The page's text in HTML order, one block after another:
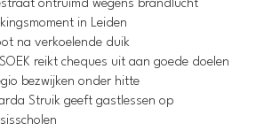
ontruimd wegens brandlucht
in Leiden
na verkoelende duik
reikt cheques uit aan goede doelen
bezwijken onder hitte
Struik geeft gastlessen op